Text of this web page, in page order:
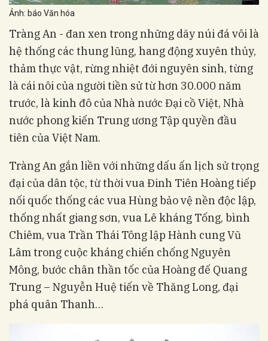
Ảnh: báo Văn hóa
Tràng An - đan xen trong những dãy núi đá vôi là
hệ thống các thung lũng, hang động xuyên thủy,
thảm thực vật, rừng nhiệt đới nguyên sinh, từng
là cái nôi của người tiền sử từ hơn 30.000 năm
trước, là kinh đô của Nhà nước Đại cồ Việt, Nhà
nước phong kiến Trung ương Tập quyền đầu
tiên của Việt Nam.
Tràng An gắn liền với những dấu ấn lịch sử trọng
đại của dân tộc, từ thời vua Đinh Tiên Hoàng tiếp
nối quốc thống các vua Hùng bảo vệ nền độc lập,
thống nhất giang sơn, vua Lê kháng Tống, bình
Chiêm, vua Trần Thái Tông lập Hành cung Vũ
Lâm trong cuộc kháng chiến chống Nguyên
Mông, bước chân thần tốc của Hoàng đế Quang
Trung – Nguyễn Huệ tiến về Thăng Long, đại
phá quân Thanh…